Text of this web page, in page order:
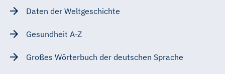
Daten der Weltgeschichte
Gesundheit A-Z
Großes Wörterbuch der deutschen Sprache